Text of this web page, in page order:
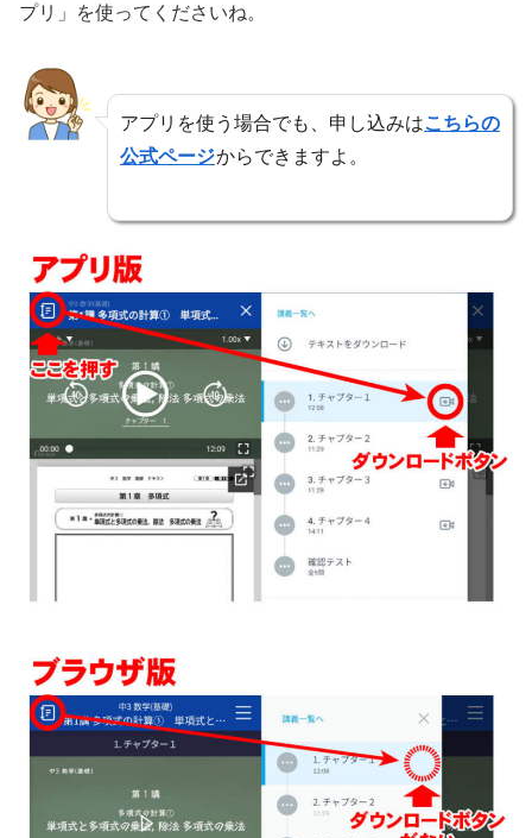
プリ」を使ってくださいね。
アプリを使う場合でも、申し込みはこちらの
公式ページからできますよ。